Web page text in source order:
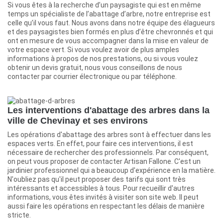
Si vous êtes à la recherche d’un paysagiste qui est en même
temps un spécialiste de l’abattage d’arbre, notre entreprise est
celle qu’il vous faut. Nous avons dans notre équipe des élagueurs
et des paysagistes bien formés en plus d’être chevronnés et qui
ont en mesure de vous accompagner dans la mise en valeur de
votre espace vert. Si vous voulez avoir de plus amples
informations à propos de nos prestations, ou si vous voulez
obtenir un devis gratuit, nous vous conseillons de nous
contacter par courrier électronique ou par téléphone.
Les interventions d'abattage des arbres dans la
ville de Chevinay et ses environs
Les opérations d'abattage des arbres sont à effectuer dans les
espaces verts. En effet, pour faire ces interventions, il est
nécessaire de rechercher des professionnels. Par conséquent,
on peut vous proposer de contacter Artisan Fallone. C'est un
jardinier professionnel qui a beaucoup d'expérience en la matière.
N'oubliez pas qu'il peut proposer des tarifs qui sont très
intéressants et accessibles à tous. Pour recueillir d'autres
informations, vous êtes invités à visiter son site web. Il peut
aussi faire les opérations en respectant les délais de manière
stricte.